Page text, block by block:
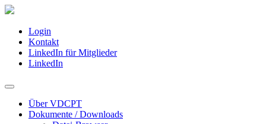
Login
Kontakt
LinkedIn für Mitglieder
LinkedIn
Über VDCPT
Dokumente / Downloads